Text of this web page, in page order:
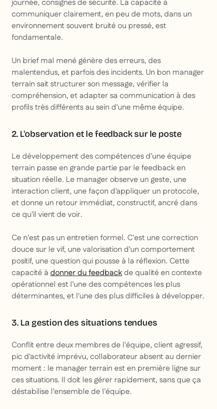
journée, consignes de sécurité. La capacité à
communiquer clairement, en peu de mots, dans un
environnement souvent bruité ou pressé, est
fondamentale.
Un brief mal mené génère des erreurs, des
malentendus, et parfois des incidents. Un bon manager
terrain sait structurer son message, vérifier la
compréhension, et adapter sa communication à des
profils très différents au sein d'une même équipe.
2. L'observation et le feedback sur le poste
Le développement des compétences d'une équipe
terrain passe en grande partie par le feedback en
situation réelle. Le manager observe un geste, une
interaction client, une façon d'appliquer un protocole,
et donne un retour immédiat, constructif, ancré dans
ce qu'il vient de voir.
Ce n'est pas un entretien formel. C'est une correction
douce sur le vif, une valorisation d'un comportement
positif, une question qui pousse à la réflexion. Cette
capacité à donner du feedbackde qualité en contexte
opérationnel est l'une des compétences les plus
déterminantes, et l'une des plus difficiles à développer.
3. La gestion des situations tendues
Conflit entre deux membres de l'équipe, client agressif,
pic d'activité imprévu, collaborateur absent au dernier
moment : le manager terrain est en première ligne sur
ces situations. Il doit les gérer rapidement, sans que ça
déstabilise l'ensemble de l'équipe.